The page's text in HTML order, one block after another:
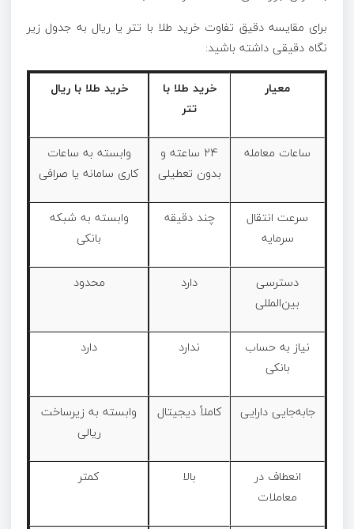
برای مقایسه دقیق‌ تفاوت خرید طلا با تتر یا ریال به جدول زیر
نگاه دقیقی داشته باشید:
معیار
خرید طلا با
تتر
خرید طلا با ریال
ساعات معامله
24 ساعته و
بدون تعطیلی
وابسته به ساعات
کاری سامانه یا صرافی
سرعت انتقال
سرمایه
چند دقیقه
وابسته به شبکه
بانکی
دسترسی
بین‌المللی
دارد محدود
نیاز به حساب
بانکی
ندارد دارد
جابه‌جایی دارایی کاملاً دیجیتال
وابسته به زیرساخت
ریالی
انعطاف در
معاملات
بالا کمتر